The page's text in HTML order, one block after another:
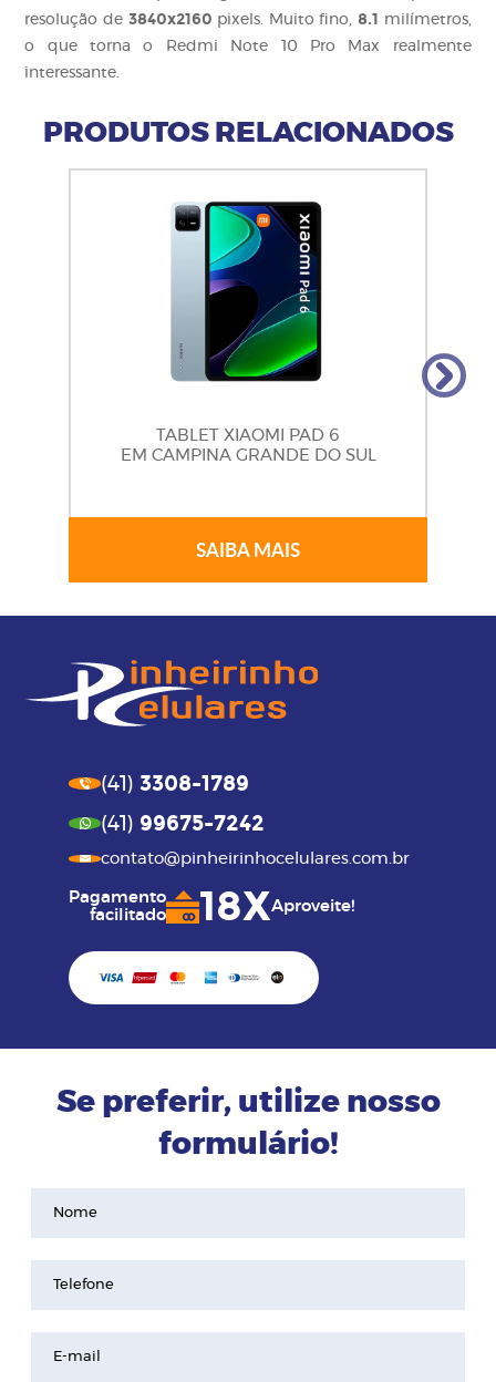
resolução de 3840x2160 pixels. Muito fino,8.1 milímetros,
o que torna o Redmi Note 10 Pro Max realmente
interessante.
PRODUTOS RELACIONADOS
TABLET XIAOMI PAD 6
EM CAMPINA GRANDE DO SUL
SAIBA MAIS
(41) 3308-1789
(41) 99675-7242
contato@pinheirinhocelulares.com.br
Pagamento
facilitado
18XAproveite!
Se preferir, utilize nosso
formulário!
Nome
Telefone
E-mail